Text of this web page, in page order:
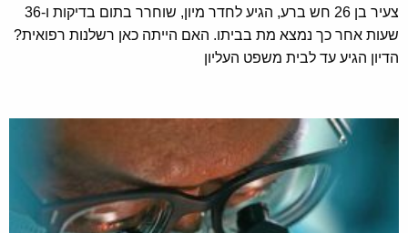
צעיר בן 26 חש ברע, הגיע לחדר מיון, שוחרר בתום בדיקות ו-36
שעות אחר כך נמצא מת בביתו. האם הייתה כאן רשלנות רפואית?
הדיון הגיע עד לבית משפט העליון